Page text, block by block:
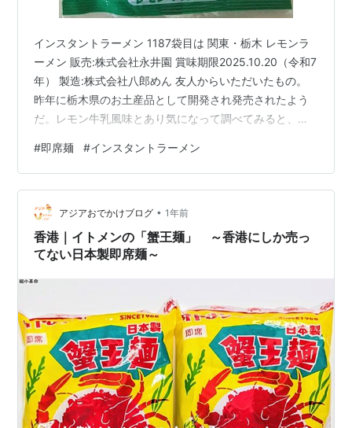
インスタントラーメン 1187袋目は 関東・栃木 レモンラ
ーメン 販売:株式会社永井園 賞味期限2025.10.20（令和7
年） 製造:株式会社八郎めん 友人からいただいたもの。
昨年に栃木県のお土産品として開発され発売されたよう
だ。レモン牛乳風味とあり気になって調べてみると、栃
地ドリンクとなっているとのこと。歴史は古く宇都宮市
の老舗製乳メーカー「関東牛乳」が第二次世界大戦後間
もない頃に開発し「関東レモン牛乳」の名前で商品化し
たのが始まりだそうだ(Wikipediaより)。ラーメンにレモ
ンと牛乳の取り合わせはどうかとも思ったが、ほのかな
酸味を…
#即席麺 #インスタントラーメン
アジアおでかけブログ • 1年前
香港｜イトメンの「蟹王麺」 ～香港にしか売っ
てない日本製即席麺～